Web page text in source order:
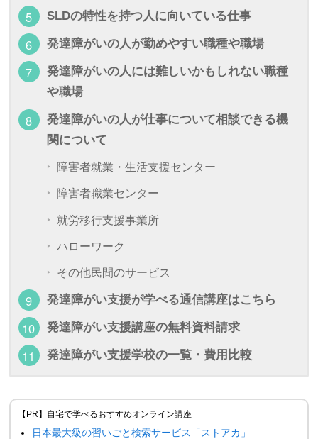
SLDの特性を持つ人に向いている仕事
発達障がいの人が勤めやすい職種や職場
発達障がいの人には難しいかもしれない職種
や職場
発達障がいの人が仕事について相談できる機
関について
障害者就業・生活支援センター
障害者職業センター
就労移行支援事業所
ハローワーク
その他民間のサービス
発達障がい支援が学べる通信講座はこちら
発達障がい支援講座の無料資料請求
発達障がい支援学校の一覧・費用比較
【PR】自宅で学べるおすすめオンライン講座
日本最大級の習いごと検索サービス「ストアカ」